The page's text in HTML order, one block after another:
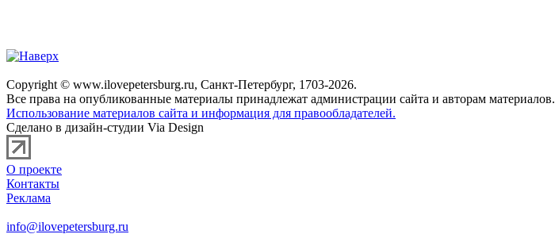
Copyright © www.ilovepetersburg.ru, Санкт-Петербург, 1703-2026.
Все права на опубликованные материалы принадлежат администрации сайта и авторам материалов.
Использование материалов сайта и информация для правообладателей.
Сделано в дизайн-студии Via Design
О проекте
Контакты
Реклама
info@ilovepetersburg.ru